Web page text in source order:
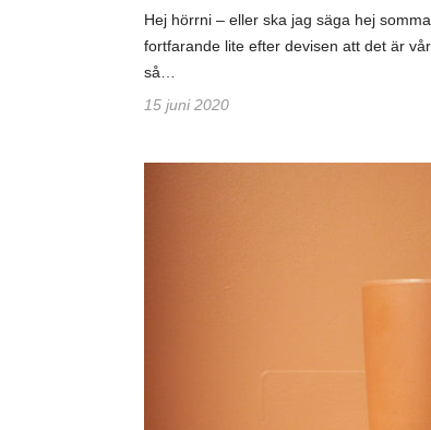
Hej hörrni – eller ska jag säga hej
fortfarande lite efter devisen att det är
så…
15 juni 2020